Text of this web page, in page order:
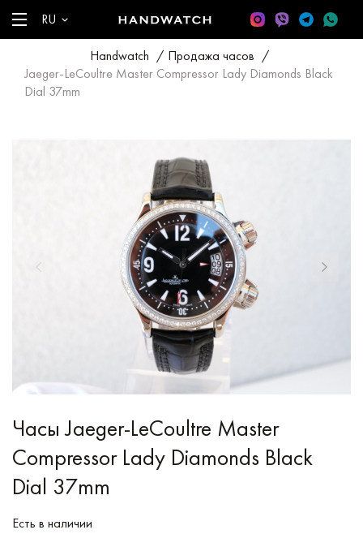
RU
Handwatch / Продажа часов /
Jaeger-LeCoultre Master Compressor Lady Diamonds Black
Dial 37mm
Часы Jaeger-LeCoultre Master
Compressor Lady Diamonds Black
Dial 37mm
Есть в наличии